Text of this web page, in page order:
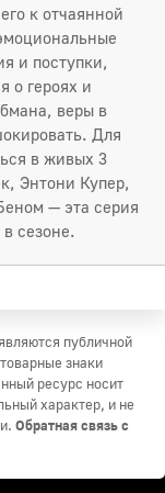
к отчаянной
и поступки,
о героях и
веры в
Для
в живых 3
Энтони Купер,
— эта серия
сезоне.
публичной
знаки
ресурс носит
характер, и не
Обратная связь с